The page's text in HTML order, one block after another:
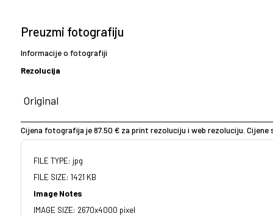
Preuzmi fotografiju
Informacije o fotografiji
Rezolucija
Cijena fotografija je 87.50 € za print rezoluciju i web rezoluciju. Cijene
FILE TYPE: jpg
FILE SIZE: 1421 KB
Image Notes
IMAGE SIZE: 2670x4000 pixel